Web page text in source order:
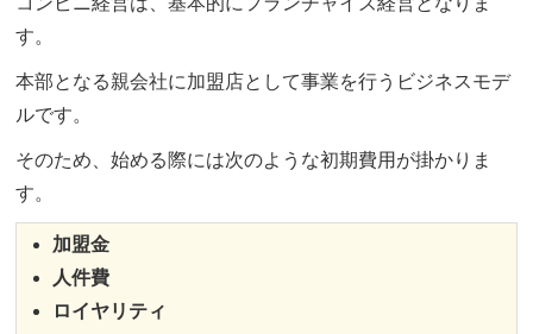
す。
本部となる親会社に加盟店として事業を行うビジネスモデ
ルです。
そのため、始める際には次のような初期費用が掛かりま
す。
加盟金
人件費
ロイヤリティ